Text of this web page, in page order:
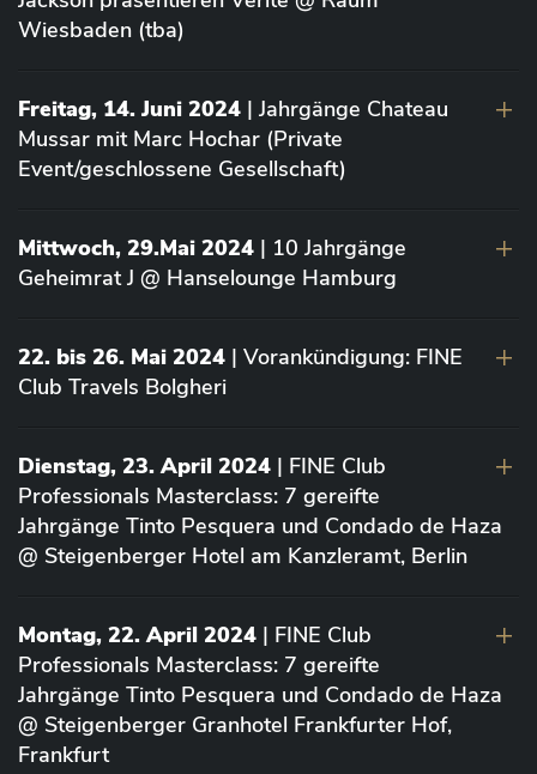
Wiesbaden (tba)
Freitag, 14. Juni 2024 | Jahrgänge Chateau
Mussar mit Marc Hochar (Private
Event/geschlossene Gesellschaft)
Mittwoch, 29.Mai 2024 | 10 Jahrgänge
Geheimrat J @ Hanselounge Hamburg
22. bis 26. Mai 2024 | Vorankündigung: FINE
Club Travels Bolgheri
Dienstag, 23. April 2024 | FINE Club
Professionals Masterclass: 7 gereifte
Jahrgänge Tinto Pesquera und Condado de Haza
@ Steigenberger Hotel am Kanzleramt, Berlin
Montag, 22. April 2024 | FINE Club
Professionals Masterclass: 7 gereifte
Jahrgänge Tinto Pesquera und Condado de Haza
@ Steigenberger Granhotel Frankfurter Hof,
Frankfurt